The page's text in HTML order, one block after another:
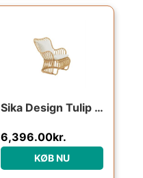
Sika Design Tulip Lænestol – Natural – inkl. hynde : Erling Christensen Møbler
Den oprindelige pris var:
6,396.00kr.
Den aktuelle
KØB NU